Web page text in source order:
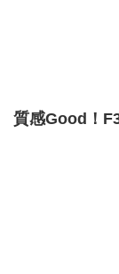
質感Good！